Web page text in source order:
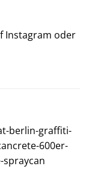
Instagram oder